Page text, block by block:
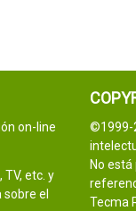
on-line
etc. y
el
©1999-
No
Tecma